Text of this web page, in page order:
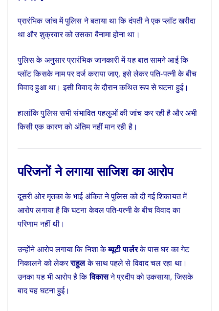
प्रारंभिक जांच में पुलिस ने बताया था कि दंपती ने एक प्लॉट खरीदा
था और शुक्रवार को उसका बैनामा होना था।
पुलिस के अनुसार प्रारंभिक जानकारी में यह बात सामने आई कि
प्लॉट किसके नाम पर दर्ज कराया जाए, इसे लेकर पति-पत्नी के बीच
विवाद हुआ था। इसी विवाद के दौरान कथित रूप से घटना हुई।
हालांकि पुलिस सभी संभावित पहलुओं की जांच कर रही है और अभी
किसी एक कारण को अंतिम नहीं मान रही है।
परिजनों ने लगाया साजिश का आरोप
दूसरी ओर मृतका के भाई अंकित ने पुलिस को दी गई शिकायत में
आरोप लगाया है कि घटना केवल पति-पत्नी के बीच विवाद का
परिणाम नहीं थी।
उन्होंने आरोप लगाया कि निशा केब्यूटी पार्लरके पास घर का गेट
निकालने को लेकरराहुलके साथ पहले से विवाद चल रहा था।
उनका यह भी आरोप है किविकासने प्रदीप को उकसाया, जिसके
बाद यह घटना हुई।